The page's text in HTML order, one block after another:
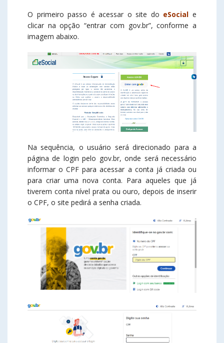
O primeiro passo é acessar o site do eSocial e
clicar na opção “entrar com gov.br”, conforme a
imagem abaixo.
Na sequência, o usuário será direcionado para a
página de login pelo gov.br, onde será necessário
informar o CPF para acessar a conta já criada ou
para criar uma nova conta. Para aqueles que já
tiverem conta nível prata ou ouro, depois de inserir
o CPF, o site pedirá a senha criada.